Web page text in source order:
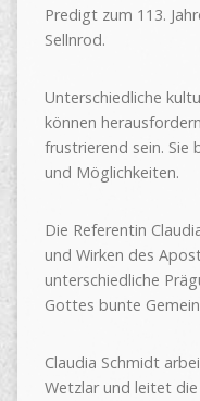
Predigt zum 113.
Sellnrod.
Unterschiedliche
können
frustrierend sein. Sie
und Möglichkeiten.
Die Referentin
und Wirken des
unterschiedliche
Gottes bunte
Claudia Schmidt
Wetzlar und leitet